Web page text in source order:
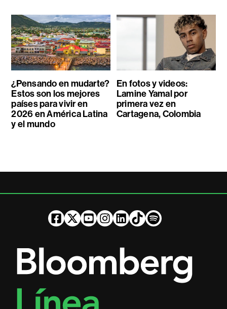
¿Pensando en mudarte?
Estos son los mejores
países para vivir en
2026 en América Latina
y el mundo
En fotos y videos:
Lamine Yamal por
primera vez en
Cartagena, Colombia